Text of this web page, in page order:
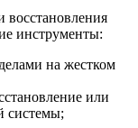
восстановления
инструменты:
на жестком
или
системы;